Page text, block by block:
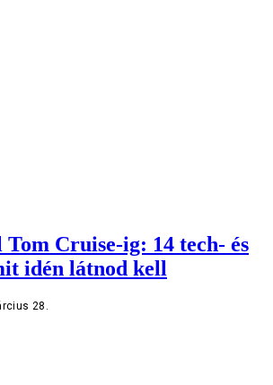
Cruise-ig: 14 tech- és
idén látnod kell
28.